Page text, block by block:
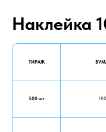
Наклейка
ТИРАЖ
500 шт